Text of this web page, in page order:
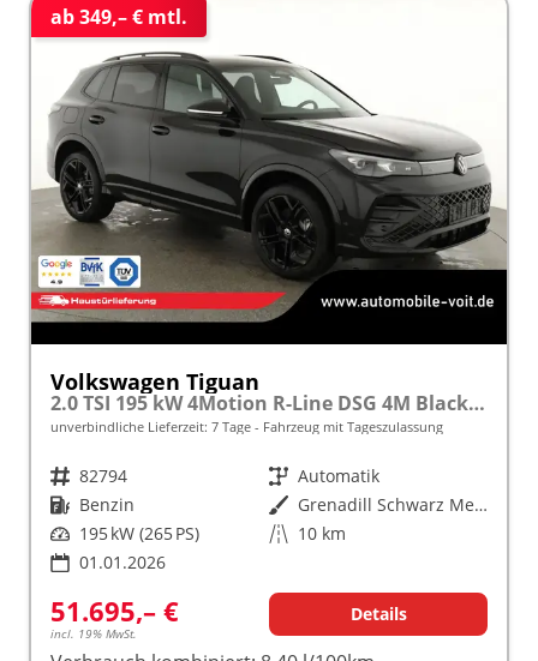
ab 349,– € mtl.
Volkswagen Tiguan
2.0 TSI 195 kW 4Motion R-Line DSG 4M Black, AHK, IQ.Light, 20-Zoll, Navi, Side, AreaView, sofort
unverbindliche Lieferzeit: 7 Tage Fahrzeug mit Tageszulassung
Fahrzeugnr. 82794 Getriebe Automatik
Kraftstoff Benzin Außenfarbe
Grenadill Schwarz Metallic
Leistung 195 kW (265 PS) Kilometerstand 10 km
01.01.2026
51.695,– €
incl. 19% MwSt.
Details